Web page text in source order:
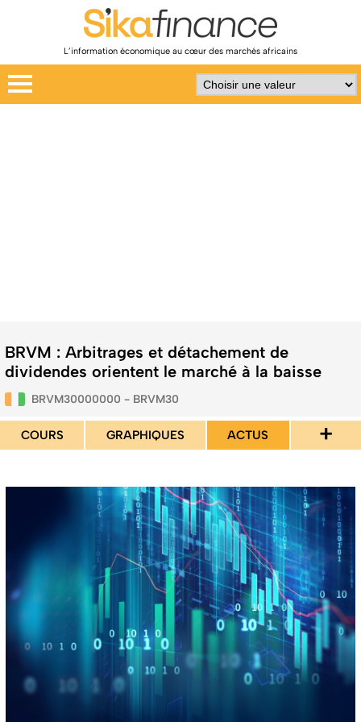
L’information économique au cœur des marchés africains
BRVM : Arbitrages et détachement de
dividendes orientent le marché à la baisse
BRVM30000000 - BRVM30
COURS GRAPHIQUES ACTUS +